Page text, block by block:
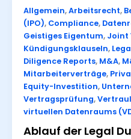
Allgemein,Arbeitsrecht,
(IPO), Compliance,
Geistiges Eigentum, Joint
Kündigungsklauseln,
Diligence Reports, M&A,
Mitarbeiterverträge,
Equity-Investition,
Vertragsprüfung,
virtuellen Datenraums
Ablauf der Legal